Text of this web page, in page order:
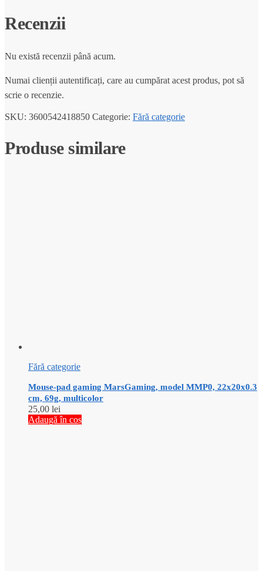
Recenzii
Nu există recenzii până acum.
Numai clienții autentificați, care au cumpărat acest produs, pot să
scrie o recenzie.
SKU: 3600542418850 Categorie: Fără categorie
Produse similare
Fără categorie
Mouse-pad gaming MarsGaming, model MMP0, 22x20x0.3
cm, 69g, multicolor
25,00 lei
Adaugă în coș